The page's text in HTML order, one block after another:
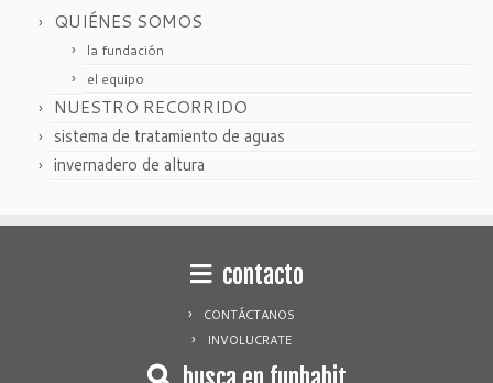
QUIÉNES SOMOS
la fundación
el equipo
NUESTRO RECORRIDO
sistema de tratamiento de aguas
invernadero de altura
contacto
CONTÁCTANOS
INVOLUCRATE